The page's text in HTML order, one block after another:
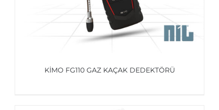
KIMO FG110 GAZ KAÇAK DEDEKTÖRÜ